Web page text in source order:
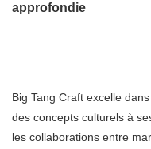
approfondie
Big Tang Craft excelle
des concepts culturels à